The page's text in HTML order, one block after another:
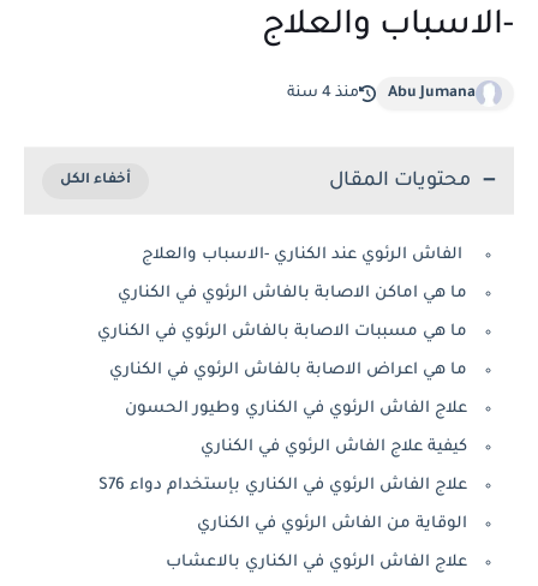
-الاسباب والعلاج
Abu Jumana منذ 4 سنة
محتويات المقال
الفاش الرئوي عند الكناري -الاسباب والعلاج
ما هي اماكن الاصابة بالفاش الرئوي في الكناري
ما هي مسببات الاصابة بالفاش الرئوي في الكناري
ما هي اعراض الاصابة بالفاش الرئوي في الكناري
علاج الفاش الرئوي في الكناري وطيور الحسون
كيفية علاج الفاش الرئوي في الكناري
علاج الفاش الرئوي في الكناري بإستخدام دواء S76
الوقاية من الفاش الرئوي في الكناري
علاج الفاش الرئوي في الكناري بالاعشاب